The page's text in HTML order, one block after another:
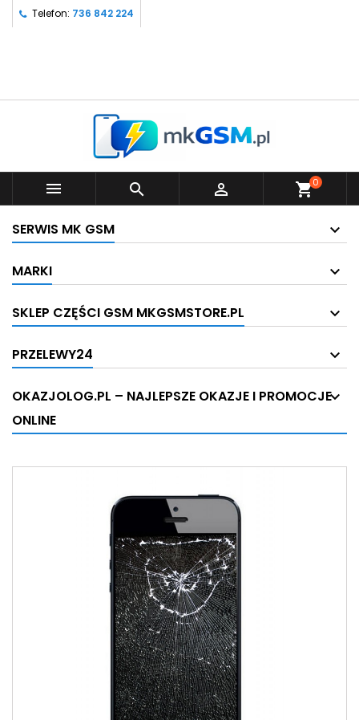
Telefon: 736 842 224
   shopping_cart0
SERWIS MK GSM
MARKI
SKLEP CZĘŚCI GSM MKGSMSTORE.PL
PRZELEWY24
OKAZJOLOG.PL – NAJLEPSZE OKAZJE I PROMOCJE
ONLINE